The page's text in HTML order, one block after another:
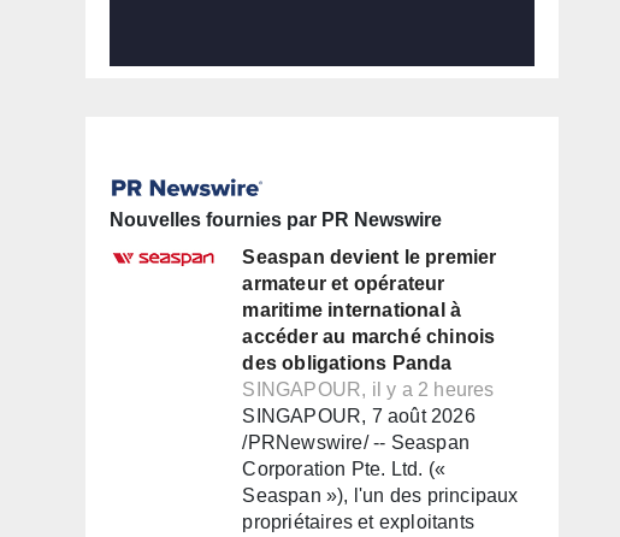
Nouvelles fournies par PR Newswire
Seaspan devient le premier
armateur et opérateur
maritime international à
accéder au marché chinois
des obligations Panda
SINGAPOUR, il y a 2 heures
SINGAPOUR, 7 août 2026
/PRNewswire/ -- Seaspan
Corporation Pte. Ltd. («
Seaspan »), l'un des principaux
propriétaires et exploitants